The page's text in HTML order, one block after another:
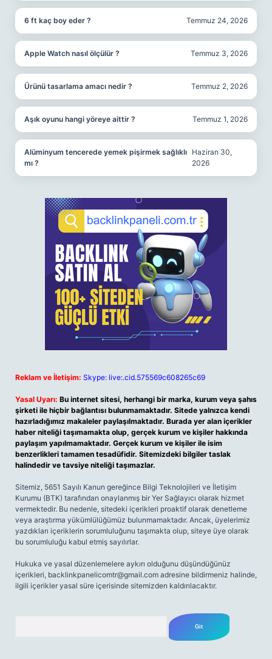
6 ft kaç boy eder ? Temmuz 24, 2026
Apple Watch nasıl ölçülür ? Temmuz 3, 2026
Ürünü tasarlama amacı nedir ? Temmuz 2, 2026
Aşık oyunu hangi yöreye aittir ? Temmuz 1, 2026
Alüminyum tencerede yemek pişirmek sağlıklı
mı ?
Haziran 30,
2026
Reklam ve İletişim: Skype: live:.cid.575569c608265c69
Yasal Uyarı: Bu internet sitesi, herhangi bir marka, kurum veya şahıs
şirketi ile hiçbir bağlantısı bulunmamaktadır. Sitede yalnızca kendi
hazırladığımız makaleler paylaşılmaktadır. Burada yer alan içerikler
haber niteliği taşımamakta olup, gerçek kurum ve kişiler hakkında
paylaşım yapılmamaktadır. Gerçek kurum ve kişiler ile isim
benzerlikleri tamamen tesadüfidir. Sitemizdeki bilgiler taslak
halindedir ve tavsiye niteliği taşımazlar.
Sitemiz, 5651 Sayılı Kanun gereğince Bilgi Teknolojileri ve İletişim
Kurumu (BTK) tarafından onaylanmış bir Yer Sağlayıcı olarak hizmet
vermektedir. Bu nedenle, sitedeki içerikleri proaktif olarak denetleme
veya araştırma yükümlülüğümüz bulunmamaktadır. Ancak, üyelerimiz
yazdıkları içeriklerin sorumluluğunu taşımakta olup, siteye üye olarak
bu sorumluluğu kabul etmiş sayılırlar.
Hukuka ve yasal düzenlemelere aykırı olduğunu düşündüğünüz
içerikleri, backlinkpanelicomtr@gmail.com adresine bildirmeniz halinde,
ilgili içerikler yasal süre içerisinde sitemizden kaldırılacaktır.